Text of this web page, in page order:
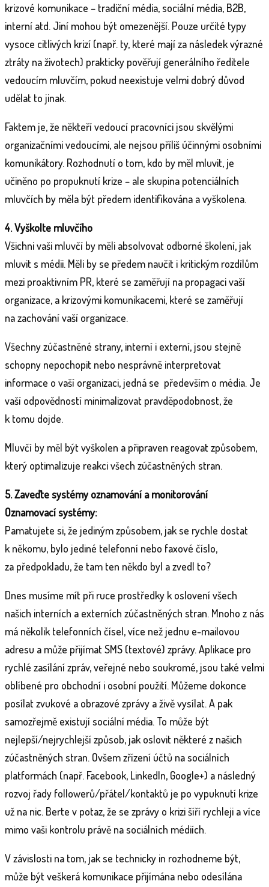
krizové komunikace – tradiční média, sociální média, B2B,
interní atd. Jiní mohou být omezenější. Pouze určité typy
vysoce citlivých krizí (např. ty, které mají za následek výrazné
ztráty na životech) prakticky pověřují generálního ředitele
vedoucím mluvčím, pokud neexistuje velmi dobrý důvod
udělat to jinak.
Faktem je, že někteří vedoucí pracovníci jsou skvělými
organizačními vedoucími, ale nejsou příliš účinnými osobními
komunikátory. Rozhodnutí o tom, kdo by měl mluvit, je
učiněno po propuknutí krize – ale skupina potenciálních
mluvčích by měla být předem identifikována a vyškolena.
4. Vyškolte mluvčího
Všichni vaši mluvčí by měli absolvovat odborné školení, jak
mluvit s médii. Měli by se předem naučit i kritickým rozdílům
mezi proaktivním PR, které se zaměřují na propagaci vaší
organizace, a krizovými komunikacemi, které se zaměřují
na zachování vaší organizace.
Všechny zúčastněné strany, interní i externí, jsou stejně
schopny nepochopit nebo nesprávně interpretovat
informace o vaší organizaci, jedná se především o média. Je
vaší odpovědností minimalizovat pravděpodobnost, že
k tomu dojde.
Mluvčí by měl být vyškolen a připraven reagovat způsobem,
který optimalizuje reakci všech zúčastněných stran.
5. Zaveďte systémy oznamování a monitorování
Oznamovací systémy:
Pamatujete si, že jediným způsobem, jak se rychle dostat
k někomu, bylo jediné telefonní nebo faxové číslo,
za předpokladu, že tam ten někdo byl a zvedl to?
Dnes musíme mít při ruce prostředky k oslovení všech
našich interních a externích zúčastněných stran. Mnoho z nás
má několik telefonních čísel, více než jednu e-mailovou
adresu a může přijímat SMS (textové) zprávy. Aplikace pro
rychlé zasílání zpráv, veřejné nebo soukromé, jsou také velmi
oblíbené pro obchodní i osobní použití. Můžeme dokonce
posílat zvukové a obrazové zprávy a živě vysílat. A pak
samozřejmě existují sociální média. To může být
nejlepší/nejrychlejší způsob, jak oslovit některé z našich
zúčastněných stran. Ovšem zřízení účtů na sociálních
platformách (např. Facebook, LinkedIn, Google+) a následný
rozvoj řady followerů/přátel/kontaktů je po vypuknutí krize
už na nic. Berte v potaz, že se zprávy o krizi šíří rychleji a více
mimo vaši kontrolu právě na sociálních médiích.
V závislosti na tom, jak se technicky in rozhodneme být,
může být veškerá komunikace přijímána nebo odesílána